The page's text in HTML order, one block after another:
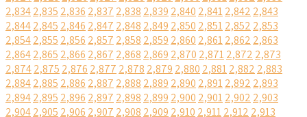
2,8342,835 2,836 2,837 2,838 2,839 2,840 2,8412,842 2,843
2,8442,845 2,846 2,847 2,848 2,849 2,850 2,8512,852 2,853
2,8542,855 2,856 2,857 2,858 2,859 2,860 2,8612,862 2,863
2,8642,865 2,866 2,867 2,868 2,869 2,870 2,8712,872 2,873
2,8742,875 2,876 2,877 2,878 2,879 2,880 2,8812,882 2,883
2,8842,885 2,886 2,887 2,888 2,889 2,890 2,8912,892 2,893
2,8942,895 2,896 2,897 2,898 2,899 2,900 2,9012,902 2,903
2,9042,905 2,906 2,907 2,908 2,909 2,910 2,9112,912 2,913